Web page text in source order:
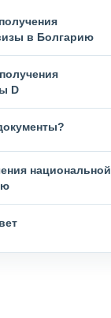
в Болгарию
D
национальной